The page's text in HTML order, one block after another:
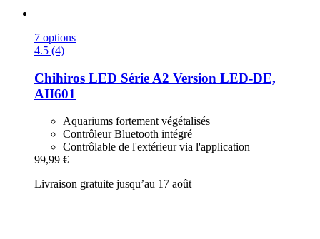
7 options
4.5 (4)
Chihiros LED Série A2 Version LED-​DE,
AII601
Aquariums fortement végétalisés
Contrôleur Bluetooth intégré
Contrôlable de l'extérieur via l'application
99,99 €
Livraison gratuite jusqu’au 17 août